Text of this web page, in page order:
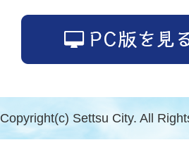
Copyright(c) Settsu City. All